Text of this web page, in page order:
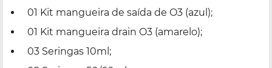
01 Kit mangueira de saída de O3 (azul);
01 Kit mangueira drain O3 (amarelo);
03 Seringas 10ml;